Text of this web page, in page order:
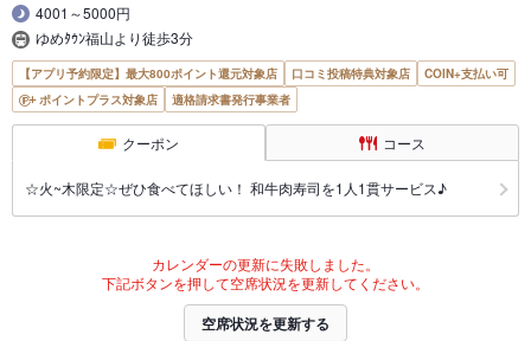
4001～5000円
ゆめﾀｳﾝ福山より徒歩3分
【アプリ予約限定】最大800ポイント還元対象店 口コミ投稿特典対象店
COIN+支払い可
ポイントプラス対象店
適格請求書発行事業者
クーポン コース
☆火~木限定☆ぜひ食べてほしい！ 和牛肉寿司を1人1貫サービス♪
カレンダーの更新に失敗しました。
下記ボタンを押して空席状況を更新してください。
空席状況を更新する